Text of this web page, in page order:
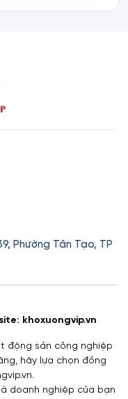
Phường Tân Tạo, TP
khoxuongvip.vn
động sản công nghiệp
hãy lựa chọn đồng
doanh nghiệp của bạn